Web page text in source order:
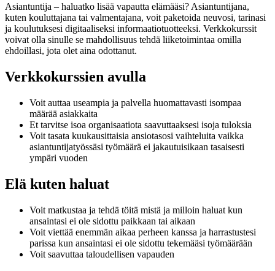
Asiantuntija – haluatko lisää vapautta elämääsi? Asiantuntijana,
kuten kouluttajana tai valmentajana, voit paketoida neuvosi, tarinasi
ja koulutuksesi digitaaliseksi informaatiotuotteeksi. Verkkokurssit
voivat olla sinulle se mahdollisuus tehdä liiketoimintaa omilla
ehdoillasi, jota olet aina odottanut.
Verkkokurssien avulla
Voit auttaa useampia ja palvella huomattavasti isompaa
määrää asiakkaita
Et tarvitse isoa organisaatiota saavuttaaksesi isoja tuloksia
Voit tasata kuukausittaisia ansiotasosi vaihteluita vaikka
asiantuntijatyössäsi työmäärä ei jakautuisikaan tasaisesti
ympäri vuoden
Elä kuten haluat
Voit matkustaa ja tehdä töitä mistä ja milloin haluat kun
ansaintasi ei ole sidottu paikkaan tai aikaan
Voit viettää enemmän aikaa perheen kanssa ja harrastustesi
parissa kun ansaintasi ei ole sidottu tekemääsi työmäärään
Voit saavuttaa taloudellisen vapauden